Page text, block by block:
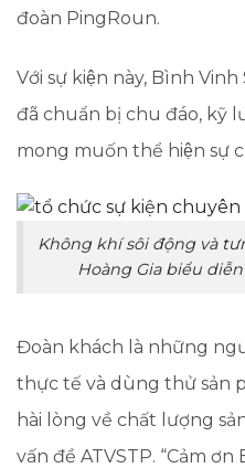
đoàn PingRoun.
Với sự kiện này, Bình
đã chuẩn bị chu đáo, kỹ
mong muốn thể hiện sự
Không khí sôi động và
Hoàng Gia biểu
Đoàn khách là những
thực tế và dùng thử sản
hài lòng về chất lượng
vấn đề ATVSTP. “Cảm